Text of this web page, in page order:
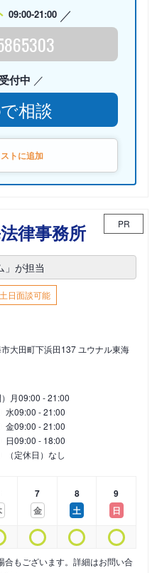
09:00-21:00
付中
相談
トに追加
律事務所 PR
」が担当
土日面談可能
大田町下浜田137 ユウナル東海
月09:00 - 21:00
水09:00 - 21:00
金09:00 - 21:00
日09:00 - 18:00
（定休日）なし
7
金
8
土
9
日
もございます。詳細はお問い合